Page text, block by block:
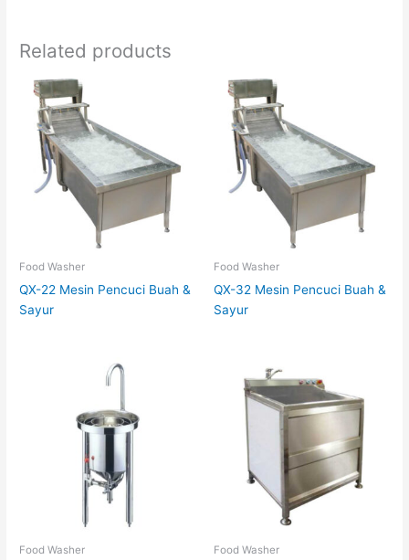
Related products
Food Washer
QX-22 Mesin Pencuci Buah &
Sayur
Food Washer
QX-32 Mesin Pencuci Buah &
Sayur
Food Washer Food Washer